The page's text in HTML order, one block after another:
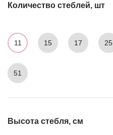
Количество стеблей, шт
11 15 17 25
51
Высота стебля, см